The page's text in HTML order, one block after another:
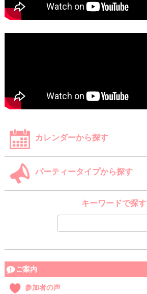
カレンダーから探す
パーティータイプから探す
キーワードで探す
ご案内
参加者の声